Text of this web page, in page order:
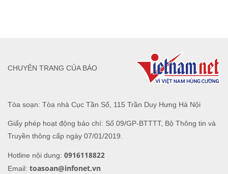
Tòa soạn: Tòa nhà Cục Tần Số, 115 Trần Duy Hưng Hà Nội
Giấy phép hoạt động báo chí: Số 09/GP-BTTTT, Bộ Thông tin và
Truyền thông cấp ngày 07/01/2019.
Hotline nội dung: 0916118822
Email: toasoan@infonet.vn
CHUYÊN TRANG CỦA BÁO